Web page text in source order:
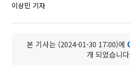
이상민 기자
본 기사는 (2024-01-30 17:00)에
개 되었습니